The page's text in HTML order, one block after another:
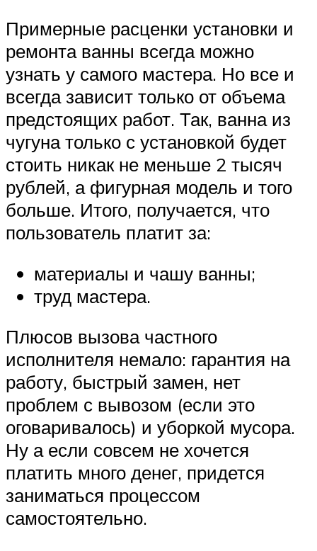
Примерные расценки установки и
ремонта ванны всегда можно
узнать у самого мастера. Но все и
всегда зависит только от объема
предстоящих работ. Так, ванна из
чугуна только с установкой будет
стоить никак не меньше 2 тысяч
рублей, а фигурная модель и того
больше. Итого, получается, что
пользователь платит за:
материалы и чашу ванны;
труд мастера.
Плюсов вызова частного
исполнителя немало: гарантия на
работу, быстрый замен, нет
проблем с вывозом (если это
оговаривалось) и уборкой мусора.
Ну а если совсем не хочется
платить много денег, придется
заниматься процессом
самостоятельно.